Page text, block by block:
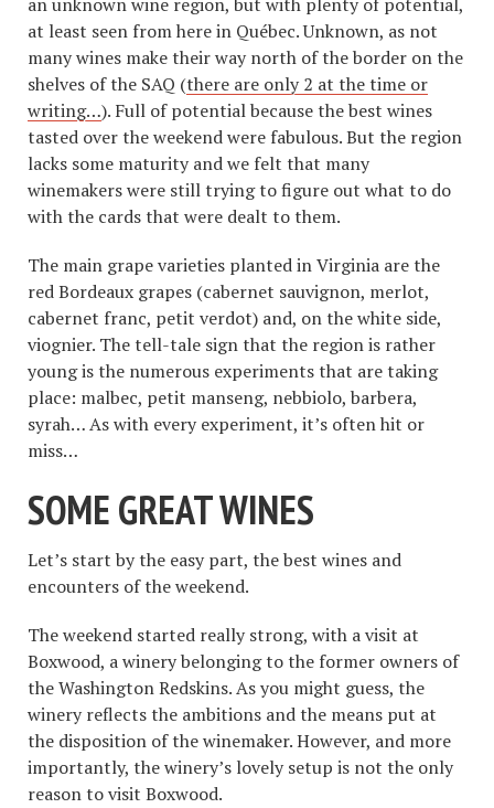
at least seen from here in Québec. Unknown, as not
many wines make their way north of the border on the
shelves of the SAQ (there are only 2 at the time or
writing…). Full of potential because the best wines
tasted over the weekend were fabulous. But the region
lacks some maturity and we felt that many
winemakers were still trying to figure out what to do
with the cards that were dealt to them.
The main grape varieties planted in Virginia are the
red Bordeaux grapes (cabernet sauvignon, merlot,
cabernet franc, petit verdot) and, on the white side,
viognier. The tell-tale sign that the region is rather
young is the numerous experiments that are taking
place: malbec, petit manseng, nebbiolo, barbera,
syrah… As with every experiment, it’s often hit or
miss…
SOME GREAT WINES
Let’s start by the easy part, the best wines and
encounters of the weekend.
The weekend started really strong, with a visit at
Boxwood, a winery belonging to the former owners of
the Washington Redskins. As you might guess, the
winery reflects the ambitions and the means put at
the disposition of the winemaker. However, and more
importantly, the winery’s lovely setup is not the only
reason to visit Boxwood.